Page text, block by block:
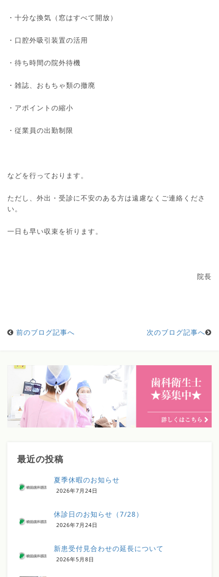
・十分な換気（窓はすべて開放）
・口腔外吸引装置の活用
・待ち時間の院外待機
・雑誌、おもちゃ類の撤廃
・アポイントの縮小
・従業員の出勤制限
などを行っております。
ただし、外出・受診に不安のある方は遠慮なくご連絡くださ
い。
一日も早い収束を祈ります。
院長
前のブログ記事へ 次のブログ記事へ
最近の投稿
夏季休暇のお知らせ
2026年7月24日
休診日のお知らせ（7/28）
2026年7月24日
新患受付見合わせの延長について
2026年5月8日